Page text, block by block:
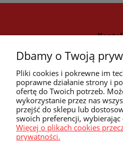
Strefa
Dbamy o Twoją
Pliki cookies i pokrewne im
poprawne działanie strony i
ofertę do Twoich potrzeb.
wykorzystanie przez nas
przejść do sklepu lub
swoich preferencji,
Więcej o plikach cookies
prywatności.